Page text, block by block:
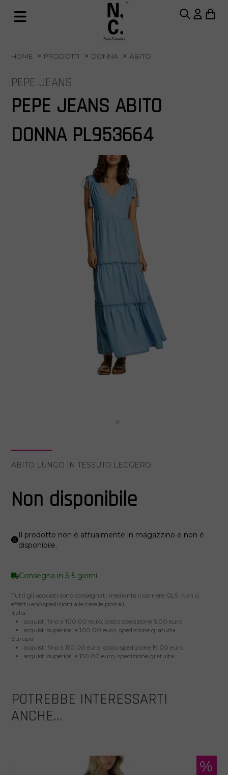
HOME PRODOTTI DONNA ABITO
PEPE JEANS
PEPE JEANS ABITO
DONNA PL953664
ABITO LUNGO IN TESSUTO LEGGERO
Non disponibile
Il prodotto non è attualmente in magazzino e non è
disponibile.
Consegna in 3-5 giorni.
Tutti gli acquisti sono consegnati mediante il corriere GLS. Non si
effettuano spedizioni alle caselle postali.
Italia:
acquisti fino a 100.00 euro, costo spedizione 5.00 euro.
acquisti superiori a 100.00 euro, spedizione gratuita.
Europa:
acquisti fino a 150.00 euro, costo spedizione 19.00 euro.
acquisti superiori a 150.00 euro, spedizione gratuita.
POTREBBE INTERESSARTI
ANCHE...
%